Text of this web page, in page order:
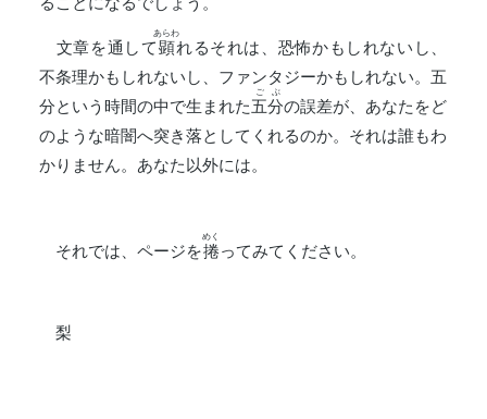
文章を通して顕
あらわ
れるそれは、恐怖かもしれないし、
不条理かもしれないし、ファンタジーかもしれない。五
分という時間の中で生まれた五分
ごぶ
の誤差が、あなたをど
のような暗闇へ突き落としてくれるのか。それは誰もわ
かりません。あなた以外には。
それでは、ページを捲
めく
ってみてください。
梨